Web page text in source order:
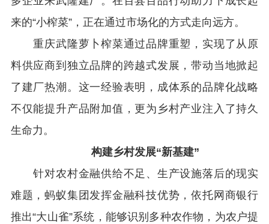
来的“小榨菜”，正在通过市场化的方式走向远方。
重庆武隆萝卜榨菜通过品牌重塑，实现了从原
料供应商到独立品牌的跨越式发展，带动当地掀起
了建厂热潮。这一经验表明，成体系的品牌化战略
不仅能提升产品附加值，更为乡村产业注入了持久
生命力。
构建乡村发展“新基建”
针对农村金融供给不足、生产设施落后的现实
难题，蚂蚁集团发挥金融科技优势，依托网商银行
推出“大山雀”系统，能够识别多种农作物，为农户提